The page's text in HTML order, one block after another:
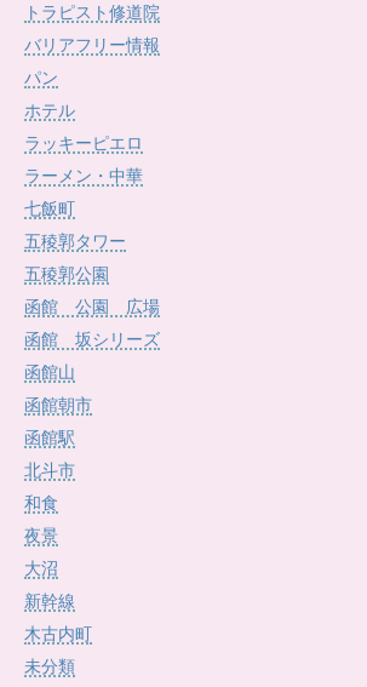
トラピスト修道院
バリアフリー情報
パン
ホテル
ラッキーピエロ
ラーメン・中華
七飯町
五稜郭タワー
五稜郭公園
函館 公園 広場
函館 坂シリーズ
函館山
函館朝市
函館駅
北斗市
和食
夜景
大沼
新幹線
木古内町
未分類